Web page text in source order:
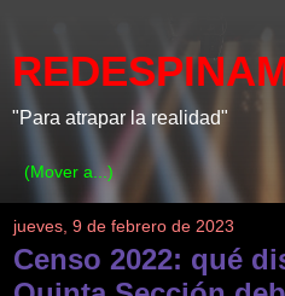
"Para atrapar la realidad"
jueves, 9 de febrero de 2023
Censo 2022: qué